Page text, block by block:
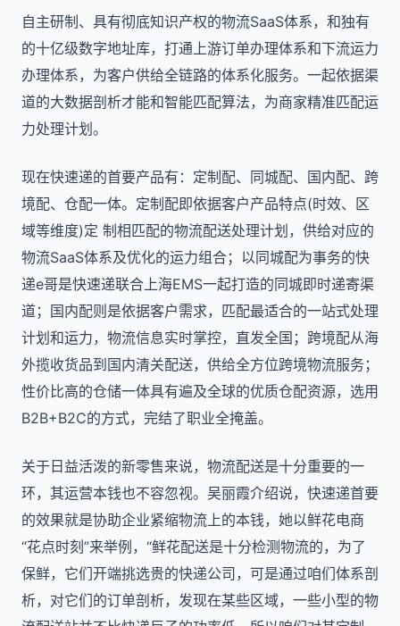
自主研制、具有彻底知识产权的物流SaaS体系，和独有
的十亿级数字地址库，打通上游订单办理体系和下流运力
办理体系，为客户供给全链路的体系化服务。一起依据渠
道的大数据剖析才能和智能匹配算法，为商家精准匹配运
力处理计划。
现在快速递的首要产品有：定制配、同城配、国内配、跨
境配、仓配一体。定制配即依据客户产品特点(时效、区
域等维度)定 制相匹配的物流配送处理计划，供给对应的
物流SaaS体系及优化的运力组合；以同城配为事务的快
递e哥是快速递联合上海EMS一起打造的同城即时递寄渠
道；国内配则是依据客户需求，匹配最适合的一站式处理
计划和运力，物流信息实时掌控，直发全国；跨境配从海
外揽收货品到国内清关配送，供给全方位跨境物流服务；
性价比高的仓储一体具有遍及全球的优质仓配资源，选用
B2B+B2C的方式，完结了职业全掩盖。
关于日益活泼的新零售来说，物流配送是十分重要的一
环，其运营本钱也不容忽视。吴丽霞介绍说，快速递首要
的效果就是协助企业紧缩物流上的本钱，她以鲜花电商
“花点时刻”来举例，“鲜花配送是十分检测物流的，为了
保鲜，它们开端挑选贵的快递公司，可是通过咱们体系剖
析，对它们的订单剖析，发现在某些区域，一些小型的物